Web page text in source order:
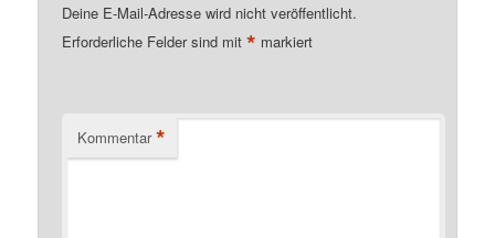
Deine E-Mail-Adresse wird nicht veröffentlicht.
Erforderliche Felder sind mit* markiert
Kommentar *